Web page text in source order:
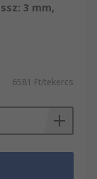
3 mm,
6581 Ft/tekercs